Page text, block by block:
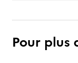
Pour plus